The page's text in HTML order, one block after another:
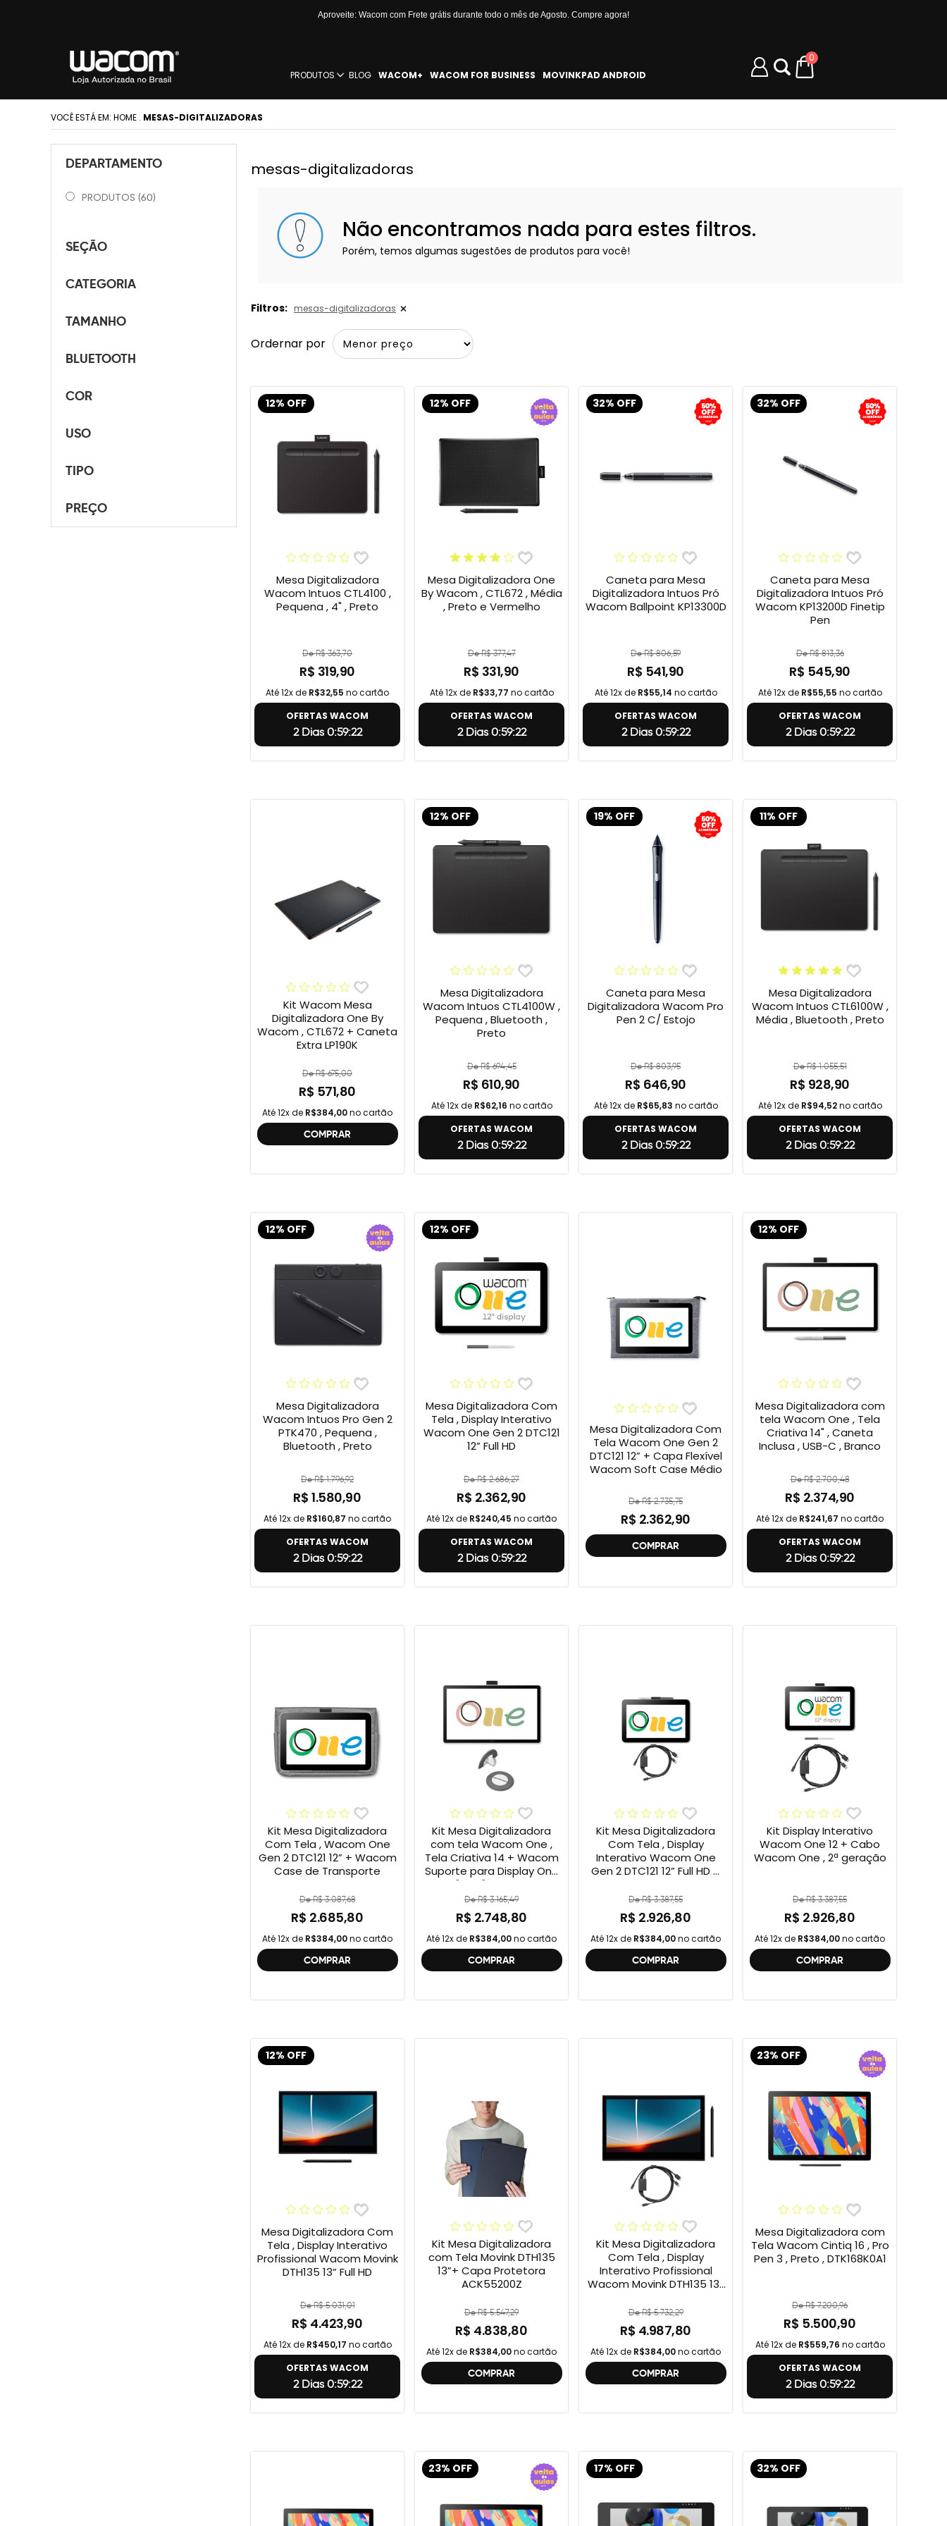
Aproveite: Wacom com Frete grátis durante todo o mês de Agosto. Compre agora!
PRODUTOS BLOG WACOM+ WACOM FOR BUSINESS MOVINKPAD ANDROID
0
VOCÊ ESTÁ EM: HOME . MESAS-DIGITALIZADORAS
DEPARTAMENTO
PRODUTOS (60)
SEÇÃO
CATEGORIA
TAMANHO
BLUETOOTH
COR
USO
TIPO
PREÇO
mesas-digitalizadoras
Não encontramos nada para estes filtros.
Porém, temos algumas sugestões de produtos para você!
Filtros: mesas-digitalizadoras
Ordernar por
12% OFF
Mesa Digitalizadora
Wacom Intuos CTL4100 ,
Pequena , 4" , Preto
De R$ 363,70
R$ 319,90
Até 12x de R$32,55 no cartão
OFERTAS WACOM
2 Dias 0:59:21
12% OFF
Mesa Digitalizadora One
By Wacom , CTL672 , Média
, Preto e Vermelho
De R$ 377,47
R$ 331,90
Até 12x de R$33,77 no cartão
OFERTAS WACOM
2 Dias 0:59:21
32% OFF
Caneta para Mesa
Digitalizadora Intuos Pró
Wacom Ballpoint KP13300D
De R$ 806,59
R$ 541,90
Até 12x de R$55,14 no cartão
OFERTAS WACOM
2 Dias 0:59:21
32% OFF
Caneta para Mesa
Digitalizadora Intuos Pró
Wacom KP13200D Finetip
Pen
De R$ 813,36
R$ 545,90
Até 12x de R$55,55 no cartão
OFERTAS WACOM
2 Dias 0:59:21
Kit Wacom Mesa
Digitalizadora One By
Wacom , CTL672 + Caneta
Extra LP190K
De R$ 675,00
R$ 571,80
Até 12x de R$384,00no cartão
COMPRAR
12% OFF
Mesa Digitalizadora
Wacom Intuos CTL4100W ,
Pequena , Bluetooth ,
Preto
De R$ 694,45
R$ 610,90
Até 12x de R$62,16 no cartão
OFERTAS WACOM
2 Dias 0:59:21
19% OFF
Caneta para Mesa
Digitalizadora Wacom Pro
Pen 2 C/ Estojo
De R$ 803,95
R$ 646,90
Até 12x de R$65,83 no cartão
OFERTAS WACOM
2 Dias 0:59:21
11% OFF
Mesa Digitalizadora
Wacom Intuos CTL6100W ,
Média , Bluetooth , Preto
De R$ 1.055,51
R$ 928,90
Até 12x de R$94,52no cartão
OFERTAS WACOM
2 Dias 0:59:21
12% OFF
Mesa Digitalizadora
Wacom Intuos Pro Gen 2
PTK470 , Pequena ,
Bluetooth , Preto
De R$ 1.796,92
R$ 1.580,90
Até 12x de R$160,87 no cartão
OFERTAS WACOM
2 Dias 0:59:21
12% OFF
Mesa Digitalizadora Com
Tela , Display Interativo
Wacom One Gen 2 DTC121
12” Full HD
De R$ 2.686,27
R$ 2.362,90
Até 12x de R$240,45 no cartão
OFERTAS WACOM
2 Dias 0:59:21
Mesa Digitalizadora Com
Tela Wacom One Gen 2
DTC121 12” + Capa Flexível
Wacom Soft Case Médio
De R$ 2.735,75
R$ 2.362,90
COMPRAR
12% OFF
Mesa Digitalizadora com
tela Wacom One , Tela
Criativa 14" , Caneta
Inclusa , USB-C , Branco
De R$ 2.700,48
R$ 2.374,90
Até 12x de R$241,67 no cartão
OFERTAS WACOM
2 Dias 0:59:21
Kit Mesa Digitalizadora
Com Tela , Wacom One
Gen 2 DTC121 12” + Wacom
Case de Transporte
De R$ 3.087,68
R$ 2.685,80
Até 12x de R$384,00no cartão
COMPRAR
Kit Mesa Digitalizadora
com tela Wacom One ,
Tela Criativa 14 + Wacom
Suporte para Display One
12" e 13" ACK649Z
De R$ 3.165,49
R$ 2.748,80
Até 12x de R$384,00no cartão
COMPRAR
Kit Mesa Digitalizadora
Com Tela , Display
Interativo Wacom One
Gen 2 DTC121 12” Full HD +
geração , DTC121 ,
DTH134W,
De R$ 3.387,55
R$ 2.926,80
Até 12x de R$384,00no cartão
COMPRAR
Kit Display Interativo
Wacom One 12 + Cabo
Wacom One , 2ª geração
De R$ 3.387,55
R$ 2.926,80
Até 12x de R$384,00no cartão
COMPRAR
12% OFF
Mesa Digitalizadora Com
Tela , Display Interativo
Profissional Wacom Movink
DTH135 13” Full HD
De R$ 5.031,01
R$ 4.423,90
Até 12x de R$450,17 no cartão
OFERTAS WACOM
2 Dias 0:59:21
Kit Mesa Digitalizadora
com Tela Movink DTH135
13”+ Capa Protetora
ACK55200Z
De R$ 5.547,29
R$ 4.838,80
Até 12x de R$384,00no cartão
COMPRAR
Kit Mesa Digitalizadora
Com Tela , Display
Interativo Profissional
Wacom Movink DTH135 13”
One , 2ª geração
De R$ 5.732,29
R$ 4.987,80
Até 12x de R$384,00no cartão
COMPRAR
23% OFF
Mesa Digitalizadora com
Tela Wacom Cintiq 16 , Pro
Pen 3 , Preto , DTK168K0A1
De R$ 7.200,96
R$ 5.500,90
Até 12x de R$559,76 no cartão
OFERTAS WACOM
2 Dias 0:59:21
23% OFF 17% OFF 32% OFF